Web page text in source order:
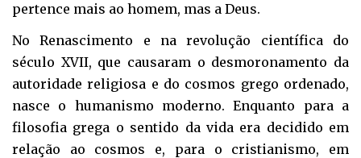
pertence mais ao homem, mas a Deus.
No Renascimento e na revolução científica do
século XVII, que causaram o desmoronamento da
autoridade religiosa e do cosmos grego ordenado,
nasce o humanismo moderno. Enquanto para a
filosofia grega o sentido da vida era decidido em
relação ao cosmos e, para o cristianismo, em